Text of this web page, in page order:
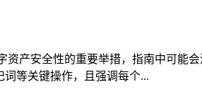
产安全性的重要举措，指南中可能
等关键操作，且强调每个...